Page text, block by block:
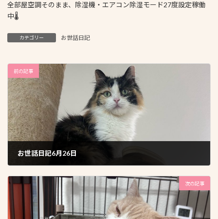
全部屋空調そのまま、除湿機・エアコン除湿モード27度設定稼働
中🌡
カテゴリー お世話日記
前の記事
お世話日記6月26日
次の記事